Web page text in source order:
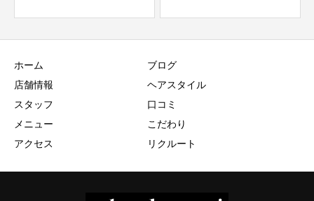
ホーム
店舗情報
スタッフ
メニュー
アクセス
ブログ
ヘアスタイル
口コミ
こだわり
リクルート